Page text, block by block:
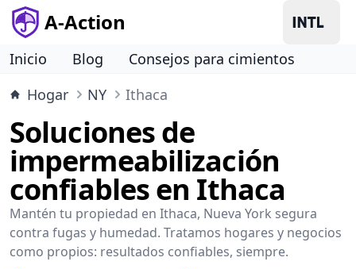
A-Action
Inicio Blog
Consejos para cimientos
Hogar
NY Ithaca
Soluciones de
impermeabilización
confiables en Ithaca
Mantén tu propiedad en Ithaca, Nueva York segura
contra fugas y humedad. Tratamos hogares y negocios
como propios: resultados confiables, siempre.